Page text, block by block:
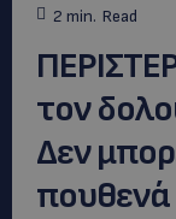
2 min. Read
τον
Δεν
πουθενά